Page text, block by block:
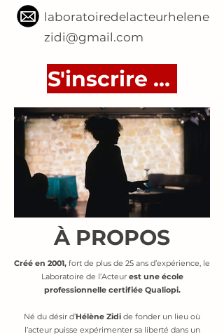
laboratoiredelacteurhelene
zidi@gmail.com
S'inscrire aux auditions
À PROPOS
Créé en 2001, fort de plus de 25 ans d’expérience, le
Laboratoire de l’Acteur est une école
professionnelle certifiée Qualiopi.
Né du désir d’Hélène Zidi de fonder un lieu où
l’acteur puisse expérimenter sa liberté dans un